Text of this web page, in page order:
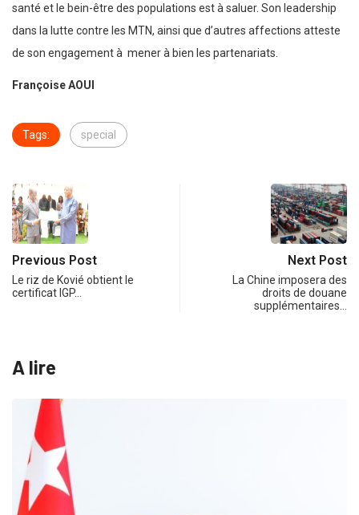
santé et le bein-être des populations est à saluer. Son leadership
dans la lutte contre les MTN, ainsi que d’autres affections atteste
de son engagement à mener à bien les partenariats.
Françoise AOUI
Tags: special
Previous Post
Le riz de Kovié obtient le
certificat IGP…
Next Post
La Chine imposera des
droits de douane
supplémentaires…
A lire